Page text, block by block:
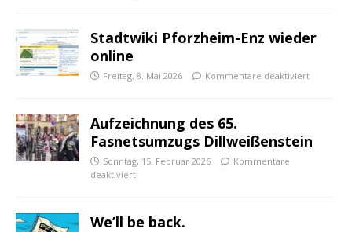
Stadtwiki Pforzheim-Enz wieder
online
Freitag, 8. Mai 2026 Kommentare deaktiviert
Aufzeichnung des 65.
Fasnetsumzugs Dillweißenstein
Sonntag, 15. Februar 2026
Kommentare
deaktiviert
We’ll be back.